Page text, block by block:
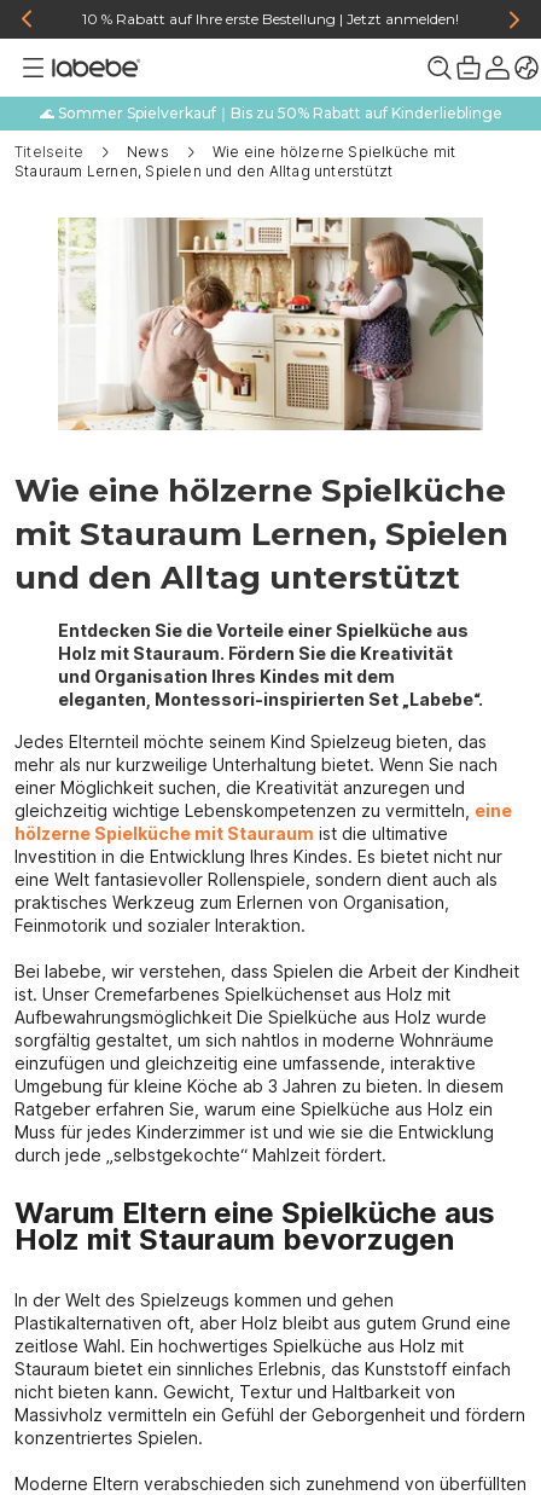
10 % Rabatt auf Ihre erste Bestellung | Jetzt anmelden!
🌊 Sommer Spielverkauf｜Bis zu 50% Rabatt auf Kinderlieblinge
Titelseite News
Wie eine hölzerne Spielküche mit
Stauraum Lernen, Spielen und den Alltag unterstützt
Wie eine hölzerne Spielküche
mit Stauraum Lernen, Spielen
und den Alltag unterstützt
Entdecken Sie die Vorteile einer Spielküche aus
Holz mit Stauraum. Fördern Sie die Kreativität
und Organisation Ihres Kindes mit dem
eleganten, Montessori-inspirierten Set „Labebe“.
Jedes Elternteil möchte seinem Kind Spielzeug bieten, das
mehr als nur kurzweilige Unterhaltung bietet. Wenn Sie nach
einer Möglichkeit suchen, die Kreativität anzuregen und
gleichzeitig wichtige Lebenskompetenzen zu vermitteln, eine
hölzerne Spielküche mit Stauraum ist die ultimative
Investition in die Entwicklung Ihres Kindes. Es bietet nicht nur
eine Welt fantasievoller Rollenspiele, sondern dient auch als
praktisches Werkzeug zum Erlernen von Organisation,
Feinmotorik und sozialer Interaktion.
Bei labebe, wir verstehen, dass Spielen die Arbeit der Kindheit
ist. Unser Cremefarbenes Spielküchenset aus Holz mit
Aufbewahrungsmöglichkeit Die Spielküche aus Holz wurde
sorgfältig gestaltet, um sich nahtlos in moderne Wohnräume
einzufügen und gleichzeitig eine umfassende, interaktive
Umgebung für kleine Köche ab 3 Jahren zu bieten. In diesem
Ratgeber erfahren Sie, warum eine Spielküche aus Holz ein
Muss für jedes Kinderzimmer ist und wie sie die Entwicklung
durch jede „selbstgekochte“ Mahlzeit fördert.
Warum Eltern eine Spielküche aus
Holz mit Stauraum bevorzugen
In der Welt des Spielzeugs kommen und gehen
Plastikalternativen oft, aber Holz bleibt aus gutem Grund eine
zeitlose Wahl. Ein hochwertiges Spielküche aus Holz mit
Stauraum bietet ein sinnliches Erlebnis, das Kunststoff einfach
nicht bieten kann. Gewicht, Textur und Haltbarkeit von
Massivholz vermitteln ein Gefühl der Geborgenheit und fördern
konzentriertes Spielen.
Moderne Eltern verabschieden sich zunehmend von überfüllten